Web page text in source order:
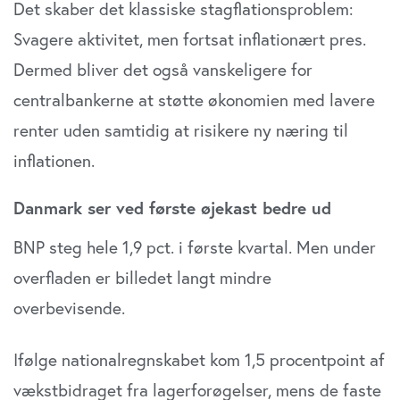
Det skaber det klassiske stagflationsproblem:
Svagere aktivitet, men fortsat inflationært pres.
Dermed bliver det også vanskeligere for
centralbankerne at støtte økonomien med lavere
renter uden samtidig at risikere ny næring til
inflationen.
Danmark ser ved første øjekast bedre ud
BNP steg hele 1,9 pct. i første kvartal. Men under
overfladen er billedet langt mindre
overbevisende.
Ifølge nationalregnskabet kom 1,5 procentpoint af
vækstbidraget fra lagerforøgelser, mens de faste